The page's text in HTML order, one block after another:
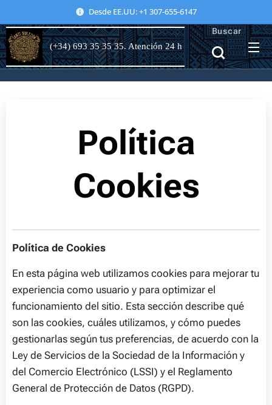
Desde EE.UU: +1 307-655-6147
(+34) 693 35 35 35. Atención 24 h
Buscar
Política
Cookies
Política de Cookies
En esta página web utilizamos cookies para mejorar tu
experiencia como usuario y para optimizar el
funcionamiento del sitio. Esta sección describe qué
son las cookies, cuáles utilizamos, y cómo puedes
gestionarlas según tus preferencias, de acuerdo con la
Ley de Servicios de la Sociedad de la Información y
del Comercio Electrónico (LSSI) y el Reglamento
General de Protección de Datos (RGPD).